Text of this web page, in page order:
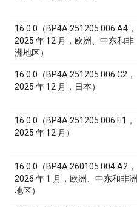
16.0.0（BP4A.251205.006.A4，
2025 年 12 月，欧洲、中东和非
洲地区）
16.0.0（BP4A.251205.006.C2，
2025 年 12 月，日本）
16.0.0（BP4A.251205.006.E1，
2025 年 12 月）
16.0.0（BP4A.260105.004.A2，
2026 年 1 月，欧洲、中东和非洲
地区）